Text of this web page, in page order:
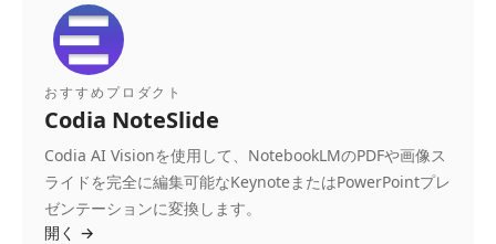
おすすめプロダクト
Codia NoteSlide
Codia AI Visionを使用して、NotebookLMのPDFや画像ス
ライドを完全に編集可能なKeynoteまたはPowerPointプレ
ゼンテーションに変換します。
開く →